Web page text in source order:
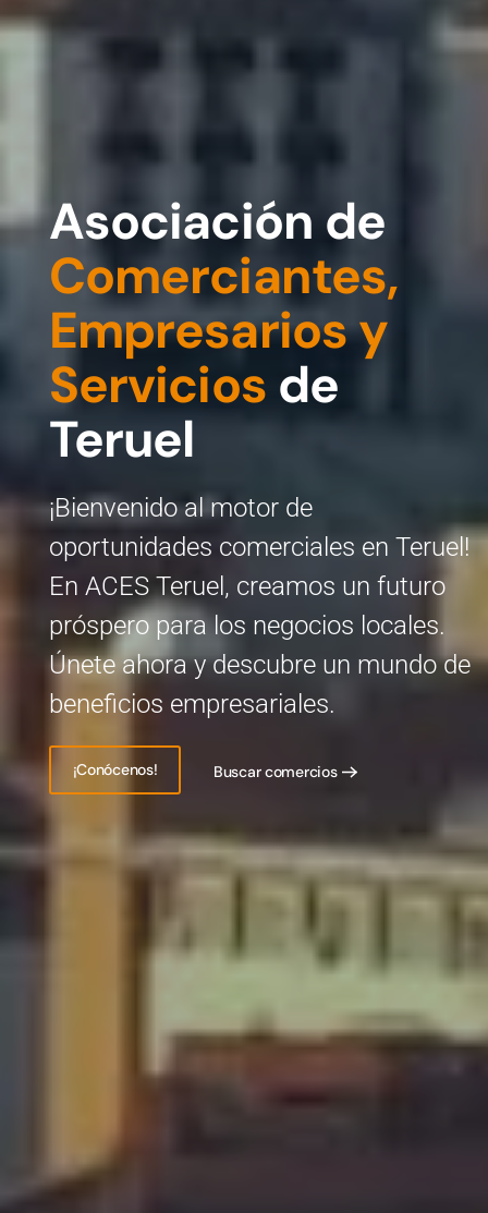
Asociación de
Comerciantes,
Empresarios y
Servicios de
Teruel
¡Bienvenido al motor de
oportunidades comerciales en Teruel!
En ACES Teruel, creamos un futuro
próspero para los negocios locales.
Únete ahora y descubre un mundo de
beneficios empresariales.
¡Conócenos! Buscar comercios